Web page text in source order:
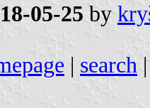
05-25 by
| search